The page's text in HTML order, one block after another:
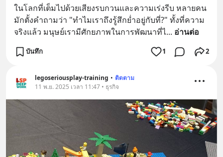
ในโลกที่เต็มไปด้วยเสียงรบกวนและความเร่งรีบ หลายคน
มักตั้งคำถามว่า "ทำไมเราถึงรู้สึกย่ำอยู่กับที่?" ทั้งที่ความ
จริงแล้ว มนุษย์เรามีศักยภาพในการพัฒนาที่ไ... อ่านต่อ
บันทึก 1 2
legoseriousplay-training • ติดตาม
11 พ.ย. 2025 เวลา 11:47 • ธุรกิจ